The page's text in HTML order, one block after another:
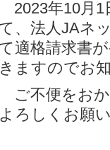
2023年10月1
て、法人JAネ
て適格請求書
きますのでお
ご不便をお
よろしくお願